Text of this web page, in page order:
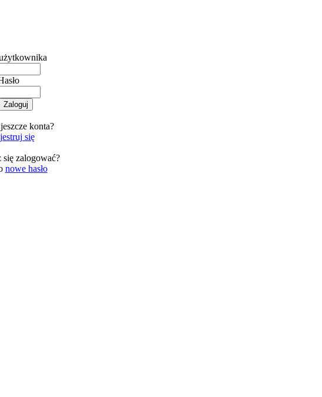
konta?
się
się zalogować?
nowe hasło